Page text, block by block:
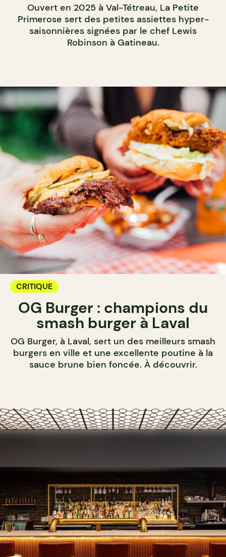
Ouvert en 2025 à Val-Tétreau, La Petite
Primerose sert des petites assiettes hyper-
saisonnières signées par le chef Lewis
Robinson à Gatineau.
CRITIQUE
OG Burger : champions du
smash burger à Laval
OG Burger, à Laval, sert un des meilleurs smash
burgers en ville et une excellente poutine à la
sauce brune bien foncée. À découvrir.